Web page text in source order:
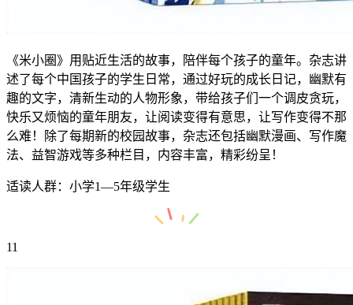
《米小圈》用贴近生活的故事，陪伴每个孩子的童年。杂志讲
述了每个中国孩子的学生日常，通过好玩的成长日记，幽默有
趣的文字，清新生动的人物形象，带给孩子们一个调皮贪玩，
快乐又烦恼的童年朋友，让阅读变得有意思，让写作变得不那
么难！除了每期新的校园故事，杂志还包括幽默漫画、写作魔
法、益智游戏等多种栏目，内容丰富，精彩纷呈！
适读人群：小学1—5年级学生
11